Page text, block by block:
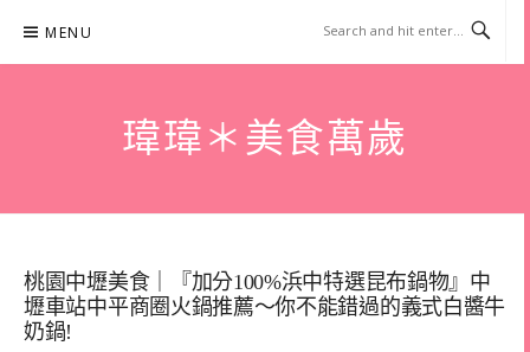
content
MENU
瑋瑋＊美食萬歲
桃園中壢美食｜『加分100%浜中特選昆布鍋物』中
壢車站中平商圈火鍋推薦～你不能錯過的義式白醬牛
奶鍋!